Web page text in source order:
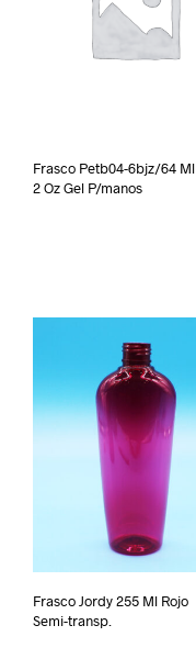
Frasco Petb04-6bjz/64 Ml
2 Oz Gel P/manos
Frasco Jordy 255 Ml Rojo
Semi-transp.